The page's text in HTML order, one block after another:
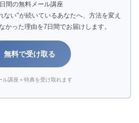
間の無料メール講座
ない"が続いているあなたへ、方法を変え
かった理由を7日間でお届けします。
無料で受け取る
講座＋特典を受け取れます